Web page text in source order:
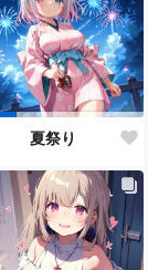
夏祭り